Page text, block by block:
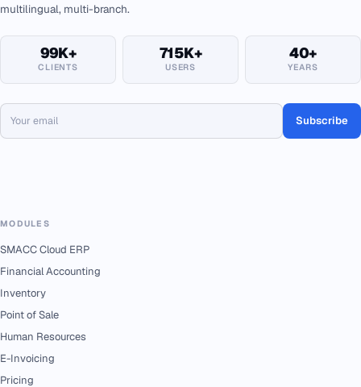
multilingual, multi-branch.
99K+
CLIENTS
715K+
USERS
40+
YEARS
Subscribe
MODULES
SMACC Cloud ERP
Financial Accounting
Inventory
Point of Sale
Human Resources
E-Invoicing
Pricing